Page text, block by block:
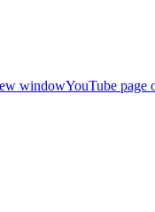
windowYouTube page